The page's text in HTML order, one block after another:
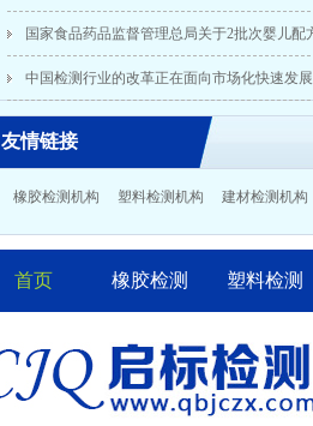
国家食品药品监督管理总局关于2批次婴儿配
通告(2015年第51号
中国检测行业的改革正在面向市场化快速发展
友情链接
橡胶检测机构 塑料检测机构 建材检测机构
首页 橡胶检测 塑料检测